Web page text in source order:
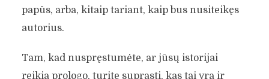
papūs, arba, kitaip tariant, kaip bus nusiteikęs
autorius.
Tam, kad nuspręstumėte, ar jūsų istorijai
reikia prologo, turite suprasti, kas tai yra ir